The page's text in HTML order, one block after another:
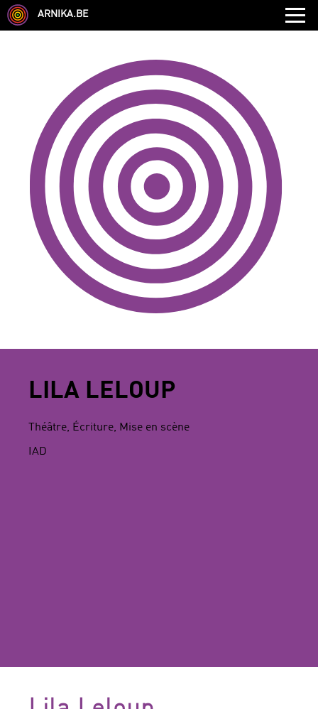
ARNIKA.BE
AUTRE COMPÉTENCE TYPE
LANGUES PARLÉES ÉCOLE
CHEVEUX TAILLE
CORPULENCE ANNÉE DE NAISSANCE
ANNULER LES FILTRES
LILA LELOUP
Théâtre, Écriture, Mise en scène
IAD